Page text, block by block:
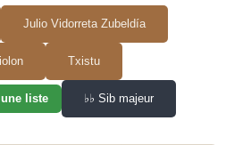
Julio Vidorreta Zubeldía
Txistu
liste ♭♭ Sib majeur